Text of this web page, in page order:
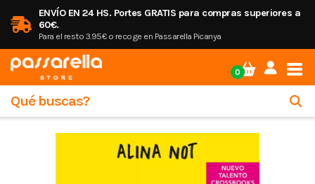
ENVÍO EN 24 HS. Portes GRATIS para compras superiores a
60€.
Para el resto 3.95€ o recoge en Passarella Picanya
0